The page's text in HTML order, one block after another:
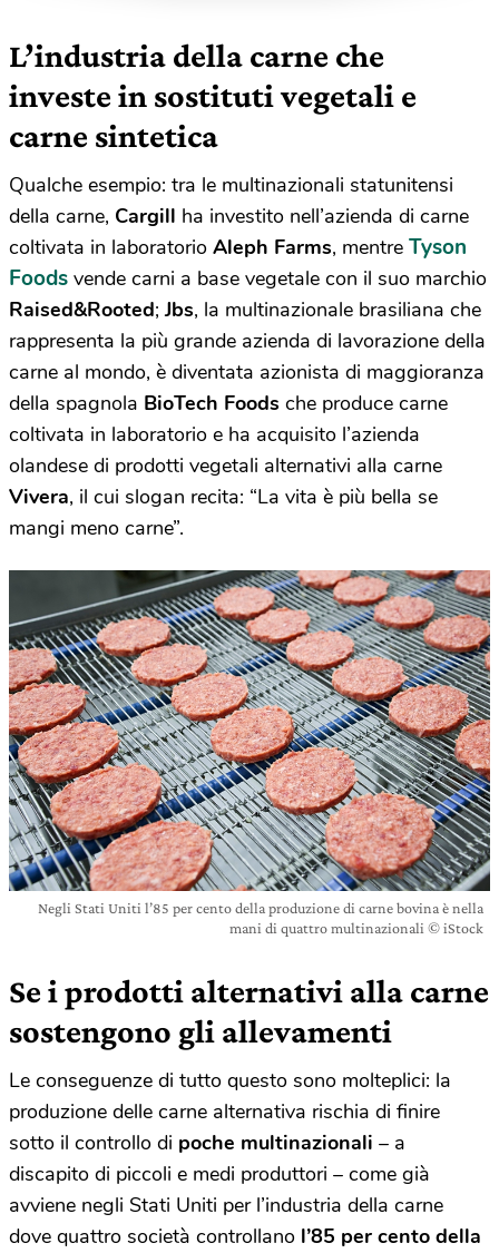
L’industria della carne che
investe in sostituti vegetali e
carne sintetica
Qualche esempio: tra le multinazionali statunitensi
della carne, Cargill ha investito nell’azienda di carne
coltivata in laboratorio Aleph Farms, mentre Tyson
Foods vende carni a base vegetale con il suo marchio
Raised&Rooted;Jbs, la multinazionale brasiliana che
rappresenta la più grande azienda di lavorazione della
carne al mondo, è diventata azionista di maggioranza
della spagnola BioTech Foods che produce carne
coltivata in laboratorio e ha acquisito l’azienda
olandese di prodotti vegetali alternativi alla carne
Vivera, il cui slogan recita: “La vita è più bella se
mangi meno carne”.
Negli Stati Uniti l’85 per cento della produzione di carne bovina è nella
mani di quattro multinazionali © iStock
Se i prodotti alternativi alla carne
sostengono gli allevamenti
Le conseguenze di tutto questo sono molteplici: la
produzione delle carne alternativa rischia di finire
sotto il controllo di poche multinazionali – a
discapito di piccoli e medi produttori – come già
avviene negli Stati Uniti per l’industria della carne
dove quattro società controllano l’85 per cento della